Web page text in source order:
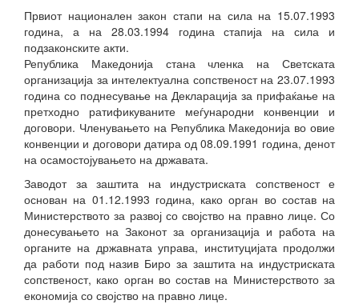
Првиот национален закон стапи на сила на 15.07.1993
година, а на 28.03.1994 година стапија на сила и
подзаконските акти.
Република Македонија стана членка на Светската
организација за интелектуална сопственост на 23.07.1993
година со поднесување на Декларација за прифаќање на
претходно ратификуваните меѓународни конвенции и
договори. Членувањето на Република Македонија во овие
конвенции и договори датира од 08.09.1991 година, денот
на осамостојувањето на државата.
Заводот за заштита на индустриската сопственост е
основан на 01.12.1993 година, како орган во состав на
Министерството за развој со својство на правно лице. Со
донесувањето на Законот за организација и работа на
органите на државната управа, институцијата продолжи
да работи под назив Биро за заштита на индустриската
сопственост, како орган во состав на Министерството за
економија со својство на правно лице.